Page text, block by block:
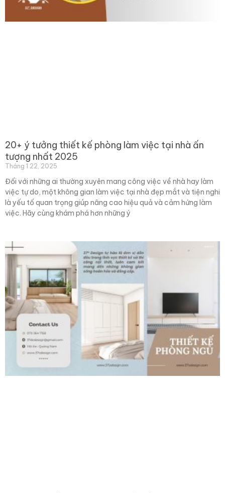
20+ ý tưởng thiết kế phòng làm việc tại nhà ấn
tượng nhất 2025
Tháng 1 22, 2025
Đối với những ai thường xuyên mang công việc về nhà hay làm
việc tự do, một không gian làm việc tại nhà đẹp mắt và tiện nghi
là yếu tố quan trọng giúp nâng cao hiệu quả và cảm hứng làm
việc. Hãy cùng khám phá hơn những ý